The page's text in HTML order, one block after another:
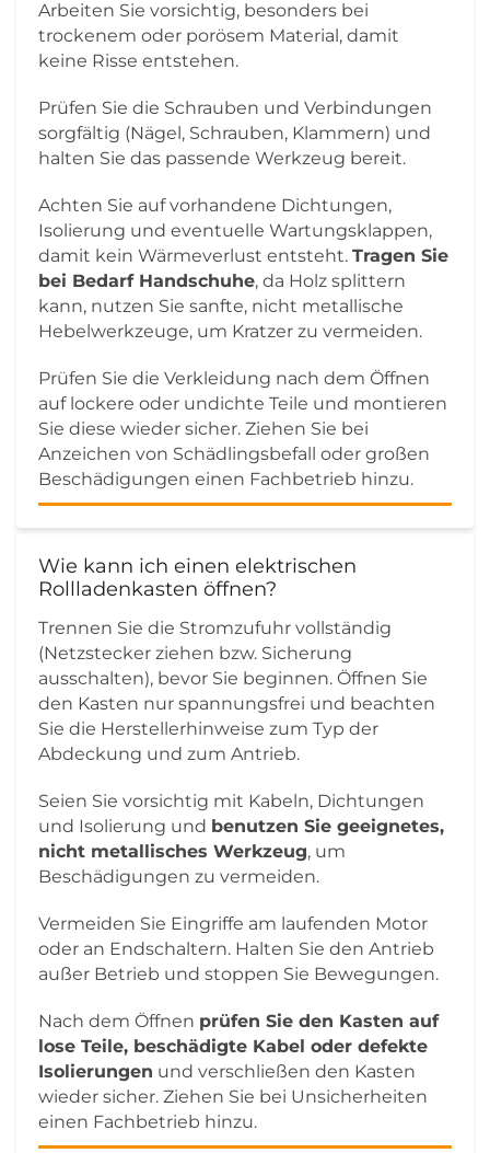
Arbeiten Sie vorsichtig, besonders bei
trockenem oder porösem Material, damit
keine Risse entstehen.
Prüfen Sie die Schrauben und Verbindungen
sorgfältig (Nägel, Schrauben, Klammern) und
halten Sie das passende Werkzeug bereit.
Achten Sie auf vorhandene Dichtungen,
Isolierung und eventuelle Wartungsklappen,
damit kein Wärmeverlust entsteht. Tragen Sie
bei Bedarf Handschuhe, da Holz splittern
kann, nutzen Sie sanfte, nicht metallische
Hebelwerkzeuge, um Kratzer zu vermeiden.
Prüfen Sie die Verkleidung nach dem Öffnen
auf lockere oder undichte Teile und montieren
Sie diese wieder sicher. Ziehen Sie bei
Anzeichen von Schädlingsbefall oder großen
Beschädigungen einen Fachbetrieb hinzu.
Wie kann ich einen elektrischen
Rollladenkasten öffnen?
Trennen Sie die Stromzufuhr vollständig
(Netzstecker ziehen bzw. Sicherung
ausschalten), bevor Sie beginnen. Öffnen Sie
den Kasten nur spannungsfrei und beachten
Sie die Herstellerhinweise zum Typ der
Abdeckung und zum Antrieb.
Seien Sie vorsichtig mit Kabeln, Dichtungen
und Isolierung und benutzen Sie geeignetes,
nicht metallisches Werkzeug, um
Beschädigungen zu vermeiden.
Vermeiden Sie Eingriffe am laufenden Motor
oder an Endschaltern. Halten Sie den Antrieb
außer Betrieb und stoppen Sie Bewegungen.
Nach dem Öffnen prüfen Sie den Kasten auf
lose Teile, beschädigte Kabel oder defekte
Isolierungen und verschließen den Kasten
wieder sicher. Ziehen Sie bei Unsicherheiten
einen Fachbetrieb hinzu.